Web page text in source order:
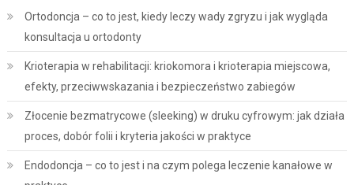
Ortodoncja – co to jest, kiedy leczy wady zgryzu i jak wygląda
konsultacja u ortodonty
Krioterapia w rehabilitacji: kriokomora i krioterapia miejscowa,
efekty, przeciwwskazania i bezpieczeństwo zabiegów
Złocenie bezmatrycowe (sleeking) w druku cyfrowym: jak działa
proces, dobór folii i kryteria jakości w praktyce
Endodoncja – co to jest i na czym polega leczenie kanałowe w